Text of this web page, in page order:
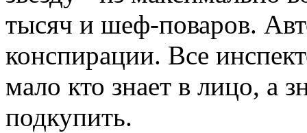
тысяч и шеф-поваров.
конспирации. Все
мало кто знает в лицо, а
подкупить.